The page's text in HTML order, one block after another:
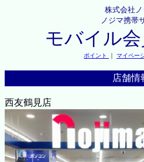
株式会社ノ
ノジマ携帯
モバイル
ポイント ｜ マイペー
店舗情
西友鶴見店